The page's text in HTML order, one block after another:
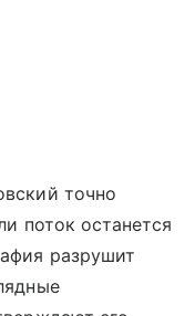
точно
поток останется
разрушит